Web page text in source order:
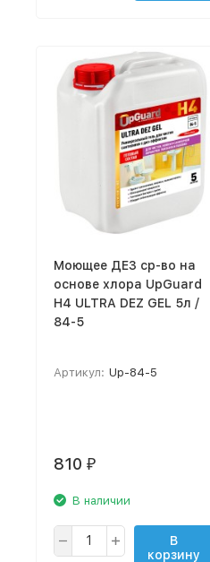
Моющее ДЕЗ ср-во на
основе хлора UpGuard
H4 ULTRA DEZ GEL 5л /
84-5
Артикул: Up-84-5
810 ₽
В наличии
В
корзину